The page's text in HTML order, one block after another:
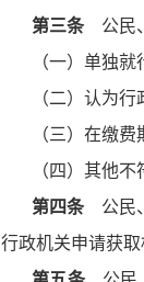
第三条公民、
（一）单独
（二）认为
（三）在缴
（四）其他
第四条公民、
行政机关申请获取